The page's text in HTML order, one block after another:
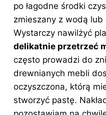
po łagodne środki
zmieszany z wodą lub
Wystarczy nawilżyć
delikatnie przetrzeć
często prowadzi do
drewnianych mebli
oczyszczona, którą
stworzyć pastę.